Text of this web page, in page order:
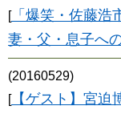
[「爆笑・佐藤浩
妻・父・息子へ
(20160529)
[【ゲスト】宮迫